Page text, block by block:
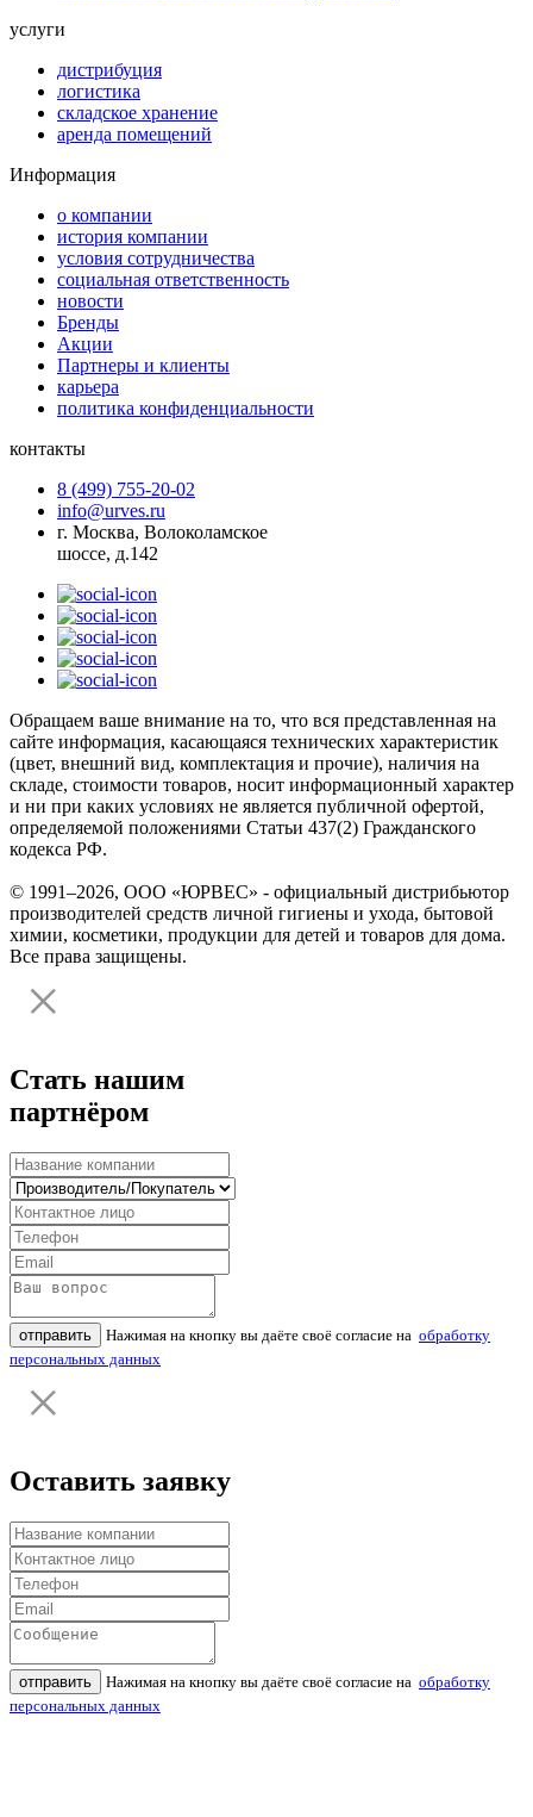
услуги
дистрибуция
логистика
складское хранение
аренда помещений
Информация
о компании
история компании
условия сотрудничества
социальная ответственность
новости
Бренды
Акции
Партнеры и клиенты
карьера
политика конфиденциальности
контакты
8 (499) 755-20-02
info@urves.ru
г. Москва, Волоколамское
шоссе, д.142
Обращаем ваше внимание на то, что вся представленная на
сайте информация, касающаяся технических характеристик
(цвет, внешний вид, комплектация и прочие), наличия на
складе, стоимости товаров, носит информационный характер
и ни при каких условиях не является публичной офертой,
определяемой положениями Статьи 437(2) Гражданского
кодекса РФ.
© 1991–2026, ООО «ЮРВЕС» - официальный дистрибьютор
производителей средств личной гигиены и ухода, бытовой
химии, косметики, продукции для детей и товаров для дома.
Все права защищены.
Стать нашим
партнёром
отправить Нажимая на кнопку вы даёте своё согласие на обработку
персональных данных
Оставить заявку
отправить Нажимая на кнопку вы даёте своё согласие на обработку
персональных данных